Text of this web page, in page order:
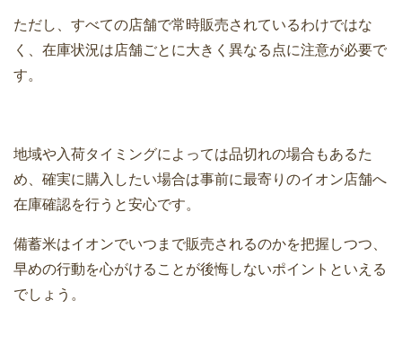
ただし、すべての店舗で常時販売されているわけではな
く、在庫状況は店舗ごとに大きく異なる点に注意が必要で
す。
地域や入荷タイミングによっては品切れの場合もあるた
め、確実に購入したい場合は事前に最寄りのイオン店舗へ
在庫確認を行うと安心です。
備蓄米はイオンでいつまで販売されるのかを把握しつつ、
早めの行動を心がけることが後悔しないポイントといえる
でしょう。